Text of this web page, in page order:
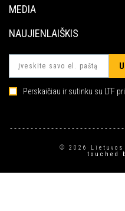
MEDIA
NAUJIENLAIŠKIS
Perskaičiau ir sutinku su LTF
© 2026
touched